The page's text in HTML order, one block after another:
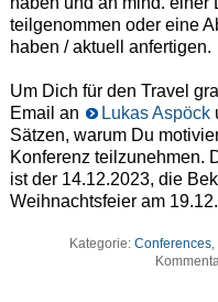
teilgenommen oder eine
haben / aktuell anfertigen.
Um Dich für den Travel
Email an
Lukas Aspöck
Sätzen, warum Du
Konferenz teilzunehmen.
ist der 14.12.2023, die
Weihnachtsfeier am
Kategorie: Conferences,